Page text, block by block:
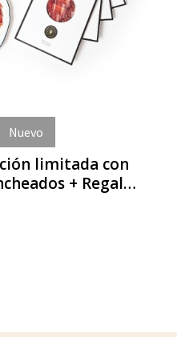
Nuevo
limitada con
+ Regalo